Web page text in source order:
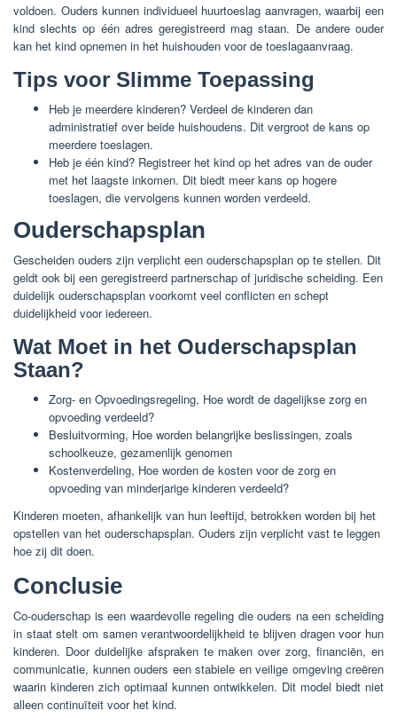
voldoen. Ouders kunnen individueel huurtoeslag aanvragen, waarbij een
kind slechts op één adres geregistreerd mag staan. De andere ouder
kan het kind opnemen in het huishouden voor de toeslagaanvraag.
Tips voor Slimme Toepassing
Heb je meerdere kinderen? Verdeel de kinderen dan
administratief over beide huishoudens. Dit vergroot de kans op
meerdere toeslagen.
Heb je één kind? Registreer het kind op het adres van de ouder
met het laagste inkomen. Dit biedt meer kans op hogere
toeslagen, die vervolgens kunnen worden verdeeld.
Ouderschapsplan
Gescheiden ouders zijn verplicht een ouderschapsplan op te stellen. Dit
geldt ook bij een geregistreerd partnerschap of juridische scheiding. Een
duidelijk ouderschapsplan voorkomt veel conflicten en schept
duidelijkheid voor iedereen.
Wat Moet in het Ouderschapsplan
Staan?
Zorg- en Opvoedingsregeling, Hoe wordt de dagelijkse zorg en
opvoeding verdeeld?
Besluitvorming, Hoe worden belangrijke beslissingen, zoals
schoolkeuze, gezamenlijk genomen
Kostenverdeling, Hoe worden de kosten voor de zorg en
opvoeding van minderjarige kinderen verdeeld?
Kinderen moeten, afhankelijk van hun leeftijd, betrokken worden bij het
opstellen van het ouderschapsplan. Ouders zijn verplicht vast te leggen
hoe zij dit doen.
Conclusie
Co-ouderschap is een waardevolle regeling die ouders na een scheiding
in staat stelt om samen verantwoordelijkheid te blijven dragen voor hun
kinderen. Door duidelijke afspraken te maken over zorg, financiën, en
communicatie, kunnen ouders een stabiele en veilige omgeving creëren
waarin kinderen zich optimaal kunnen ontwikkelen. Dit model biedt niet
alleen continuïteit voor het kind.